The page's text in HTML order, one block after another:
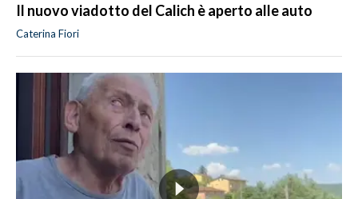
Il nuovo viadotto del Calich è aperto alle auto
Caterina Fiori